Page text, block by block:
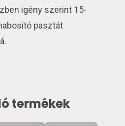
igény szerint 15-
pasztát
termékek